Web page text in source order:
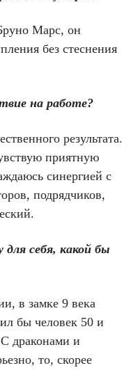
Марс, он
без стеснения
на работе?
результата.
приятную
синергией с
подрядчиков,
для себя, какой бы
в замке 9 века
бы человек 50 и
драконами и
то, скорее